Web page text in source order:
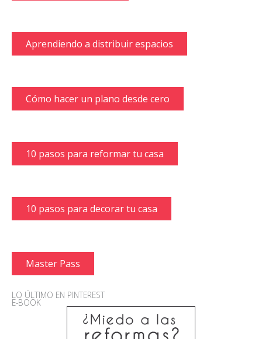
Aprendiendo a distribuir espacios
Cómo hacer un plano desde cero
10 pasos para reformar tu casa
10 pasos para decorar tu casa
Master Pass
LO ÚLTIMO EN PINTEREST
E-BOOK